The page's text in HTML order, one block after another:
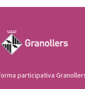
participativa